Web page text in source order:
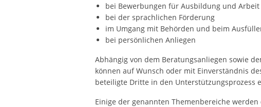
bei Bewerbungen für Ausbildung und Arbeit
bei der sprachlichen Förderung
im Umgang mit Behörden und beim
bei persönlichen Anliegen
Abhängig von dem Beratungsanliegen sowie
können auf Wunsch oder mit Einverständnis
beteiligte Dritte in den Unterstützungsprozess
Einige der genannten Themenbereiche